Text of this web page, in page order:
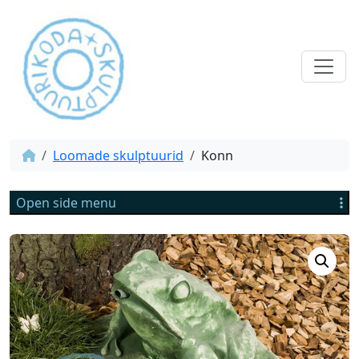
Loomade skulptuurid Konn
Open side menu